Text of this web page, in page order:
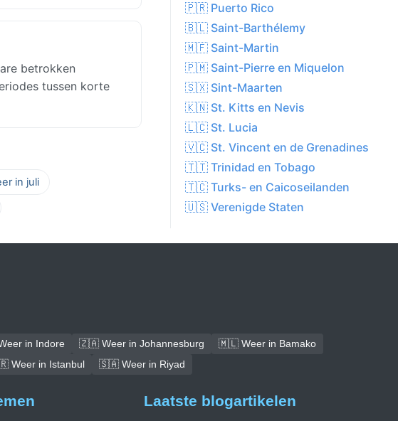
betrokken
tussen korte
in juli
🇵🇷 Puerto Rico
🇧🇱 Saint-Barthélemy
🇲🇫 Saint-Martin
🇵🇲 Saint-Pierre en Miquelon
🇸🇽 Sint-Maarten
🇰🇳 St. Kitts en Nevis
🇱🇨 St. Lucia
🇻🇨 St. Vincent en de Grenadines
🇹🇹 Trinidad en Tobago
🇹🇨 Turks- en Caicoseilanden
🇺🇸 Verenigde Staten
in Indore 🇿🇦 Weer in Johannesburg
🇲🇱 Weer in Bamako
Weer in Istanbul 🇸🇦 Weer in Riyad
Laatste blogartikelen